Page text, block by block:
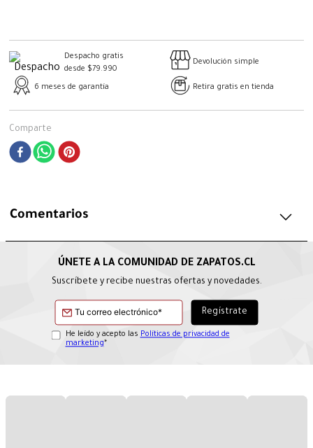
Despacho gratis
desde $79.990
Devolución simple
6 meses de garantía Retira gratis en tienda
Comparte
Comentarios
Suscríbete y recibe nuestras ofertas y novedades.
He leído y acepto las Políticas de privacidad de
marketing*